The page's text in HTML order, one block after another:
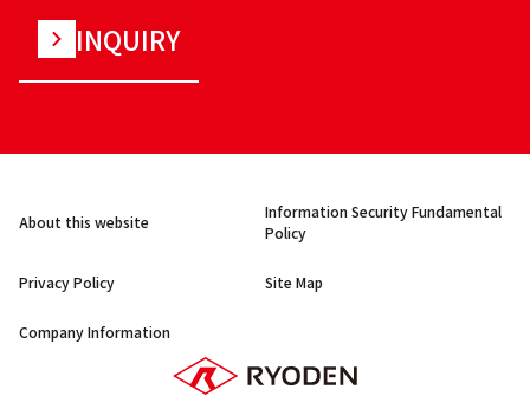
INQUIRY
About this website
Information Security Fundamental
Policy
Privacy Policy Site Map
Company Information